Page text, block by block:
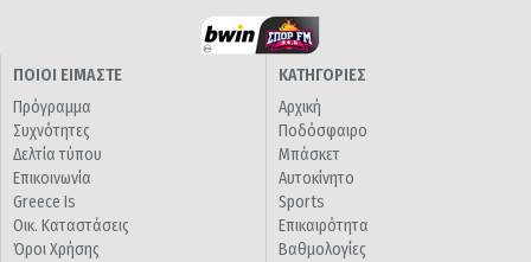
ΠΟΙΟΙ ΕΙΜΑΣΤΕ
Πρόγραμμα
Συχνότητες
Δελτία τύπου
Επικοινωνία
Greece Is
Οικ. Καταστάσεις
Όροι Χρήσης
ΚΑΤΗΓΟΡΙΕΣ
Αρχική
Ποδόσφαιρο
Μπάσκετ
Αυτοκίνητο
Sports
Επικαιρότητα
Βαθμολογίες